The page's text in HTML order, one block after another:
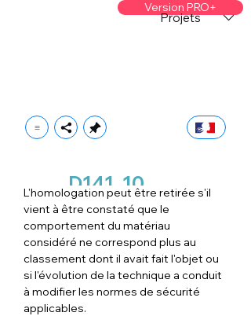
Version PRO+
Projets
D141 10
L'homologation peut être retirée s'il
vient à être constaté que le
comportement du matériau
considéré ne correspond plus au
classement dont il avait fait l'objet ou
si l'évolution de la technique a conduit
à modifier les normes de sécurité
applicables.